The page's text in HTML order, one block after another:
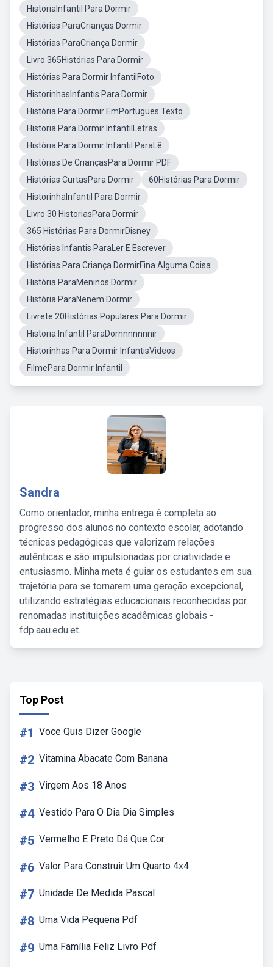
HistoriaInfantil Para Dormir
Histórias ParaCrianças Dormir
Histórias ParaCriança Dormir
Livro 365Histórias Para Dormir
Histórias Para Dormir InfantilFoto
HistorinhasInfantis Para Dormir
História Para Dormir EmPortugues Texto
Historia Para Dormir InfantilLetras
História Para Dormir Infantil ParaLê
Histórias De CriançasPara Dormir PDF
Histórias CurtasPara Dormir
60Histórias Para Dormir
HistorinhaInfantil Para Dormir
Livro 30 HistoriasPara Dormir
365 Histórias Para DormirDisney
Histórias Infantis ParaLer E Escrever
Histórias Para Criança DormirFina Alguma Coisa
História ParaMeninos Dormir
História ParaNenem Dormir
Livrete 20Histórias Populares Para Dormir
Historia Infantil ParaDornnnnnnnir
Historinhas Para Dormir InfantisVideos
FilmePara Dormir Infantil
Sandra
Como orientador, minha entrega é completa ao
progresso dos alunos no contexto escolar, adotando
técnicas pedagógicas que valorizam relações
autênticas e são impulsionadas por criatividade e
entusiasmo. Minha meta é guiar os estudantes em sua
trajetória para se tornarem uma geração excepcional,
utilizando estratégias educacionais reconhecidas por
renomadas instituições acadêmicas globais -
fdp.aau.edu.et.
Top Post
#1 Voce Quis Dizer Google
#2 Vitamina Abacate Com Banana
#3 Virgem Aos 18 Anos
#4 Vestido Para O Dia Dia Simples
#5 Vermelho E Preto Dá Que Cor
#6 Valor Para Construir Um Quarto 4x4
#7 Unidade De Medida Pascal
#8 Uma Vida Pequena Pdf
#9 Uma Família Feliz Livro Pdf